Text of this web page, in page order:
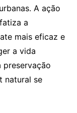
A ação
a
mais eficaz e
a vida
preservação
natural se